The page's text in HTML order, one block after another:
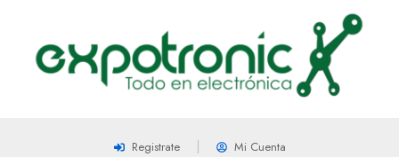
Registrate Mi Cuenta